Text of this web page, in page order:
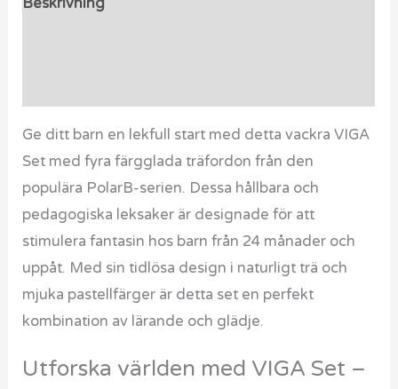
Beskrivning
Ge ditt barn en lekfull start med detta vackra VIGA
Set med fyra färgglada träfordon från den
populära PolarB-serien. Dessa hållbara och
pedagogiska leksaker är designade för att
stimulera fantasin hos barn från 24 månader och
uppåt. Med sin tidlösa design i naturligt trä och
mjuka pastellfärger är detta set en perfekt
kombination av lärande och glädje.
Utforska världen med VIGA Set –